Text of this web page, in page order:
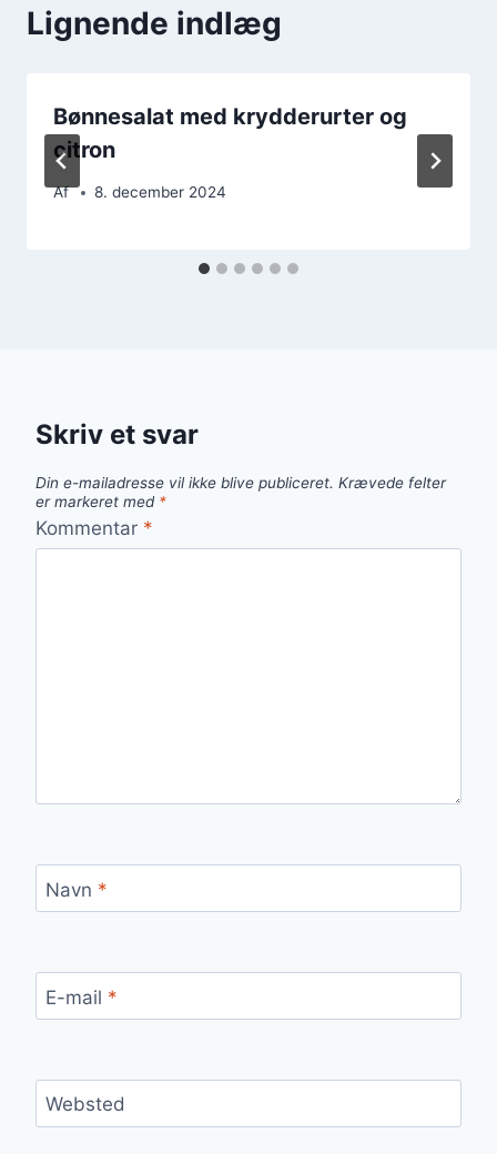
Lignende indlæg
Bønnesalat med krydderurter og
citron
Af 8. december 2024
Skriv et svar
Din e-mailadresse vil ikke blive publiceret. Krævede felter
er markeret med *
Kommentar *
Navn *
E-mail *
Websted